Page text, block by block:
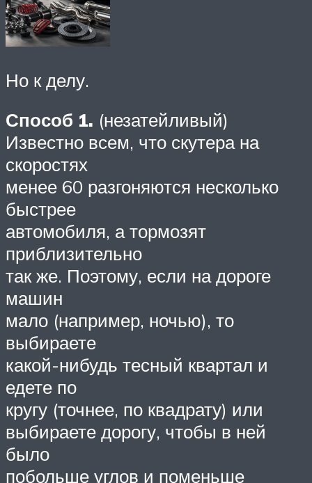
Но к делу.
Способ 1. (незатейливый)
Известно всем, что скутера на
скоростях
менее 60 разгоняются несколько
быстрее
автомобиля, а тормозят
приблизительно
так же. Поэтому, если на дороге
машин
мало (например, ночью), то
выбираете
какой-нибудь тесный квартал и
едете по
кругу (точнее, по квадрату) или
выбираете дорогу, чтобы в ней
было
побольше углов и поменьше